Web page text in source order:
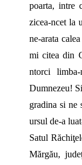
poarta, intre
zicea-ncet la
ne-arata
mi citea din
ntorci
Dumnezeu!
gradina si ne
ursul de-a
Satul
Mărgău,